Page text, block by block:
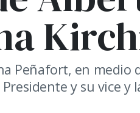
Peñafort, en medio
y su vice y